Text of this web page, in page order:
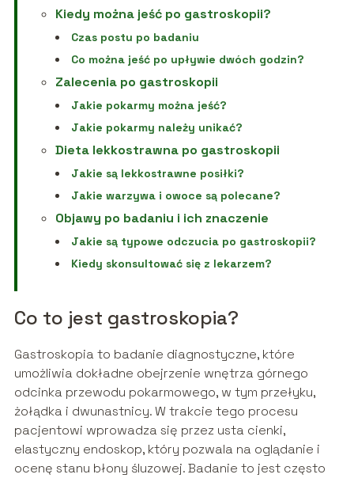
Kiedy można jeść po gastroskopii?
Czas postu po badaniu
Co można jeść po upływie dwóch godzin?
Zalecenia po gastroskopii
Jakie pokarmy można jeść?
Jakie pokarmy należy unikać?
Dieta lekkostrawna po gastroskopii
Jakie są lekkostrawne posiłki?
Jakie warzywa i owoce są polecane?
Objawy po badaniu i ich znaczenie
Jakie są typowe odczucia po gastroskopii?
Kiedy skonsultować się z lekarzem?
Co to jest gastroskopia?
Gastroskopia to badanie diagnostyczne, które
umożliwia dokładne obejrzenie wnętrza górnego
odcinka przewodu pokarmowego, w tym przełyku,
żołądka i dwunastnicy. W trakcie tego procesu
pacjentowi wprowadza się przez usta cienki,
elastyczny endoskop, który pozwala na oglądanie i
ocenę stanu błony śluzowej. Badanie to jest często